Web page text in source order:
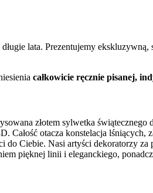
lata. Prezentujemy
całkowicie ręcznie pisanej,
złotem sylwetka
otacza konstelacja lśniących,
do Ciebie. Nasi artyści dekoratorzy
pięknej linii i eleganckiego,